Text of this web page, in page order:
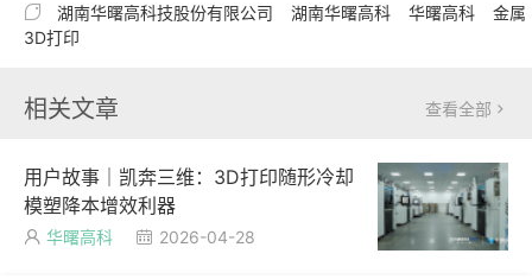
 湖南华曙高科技股份有限公司 湖南华曙高科 华曙高科
金属
3D打印
相关文章 查看全部 
用户故事｜凯奔三维：3D打印随形冷却
模塑降本增效利器
 华曙高科  2026-04-28